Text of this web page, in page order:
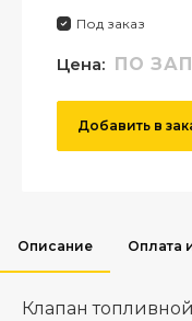
Под заказ
Цена: ПО
Добавить в
Описание Оплата
Клапан